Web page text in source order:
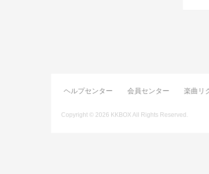
ヘルプセンター 会員センター 楽曲リ
Copyright © 2026 KKBOX All Rights Reserved.